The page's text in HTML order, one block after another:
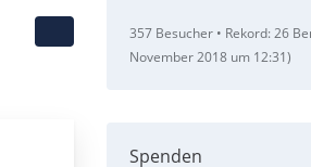
357 Besucher Rekord: 26
November 2018 um 12:31)
Spenden